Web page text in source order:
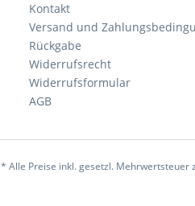
Kontakt
Versand und
Rückgabe
Widerrufsrecht
Widerrufsformular
AGB
* Alle Preise inkl. gesetzl. Mehrwertsteuer